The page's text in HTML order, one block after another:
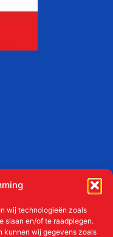
wij technologieën zoals
slaan en/of te raadplegen.
kunnen wij gegevens zoals